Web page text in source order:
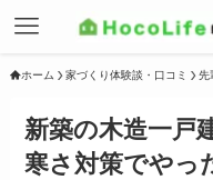
ホーム 家づくり体験談・口コミ 先
新築の木造一戸
寒さ対策でやっ